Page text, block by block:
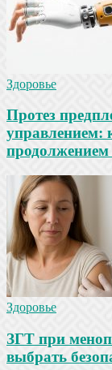
Здоровье
Протез
управлением:
продолжением
Здоровье
ЗГТ при
выбрать